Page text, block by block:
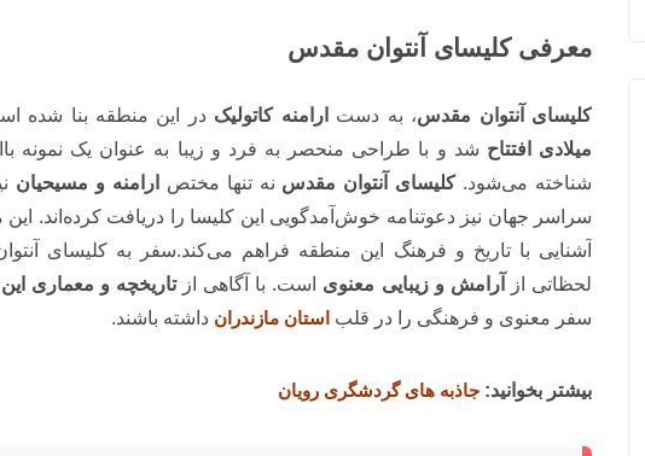
معرفی کلیسای آنتوان مقدس
کلیسای آنتوان مقدس، به دست ارامنه کاتولیک در این منطقه بنا شده
میلادی افتتاح شد و با طراحی منحصر به فرد و زیبا به عنوان یک نمونه
شناخته می‌شود.کلیسای آنتوان مقدس نه تنها مختص ارامنه و مسیحیان
سراسر جهان نیز دعوتنامه خوش‌آمدگویی این کلیسا را دریافت کرده‌اند.
آشنایی با تاریخ و فرهنگ این منطقه فراهم می‌کند.سفر به کلیسای
لحظاتی از
آرامش و زیبایی معنوی است. با آگاهی از تاریخچه و معماری
سفر معنوی و فرهنگی را در قلب استان مازندران داشته باشند.
بیشتر بخوانید: جاذبه های گردشگری رویان